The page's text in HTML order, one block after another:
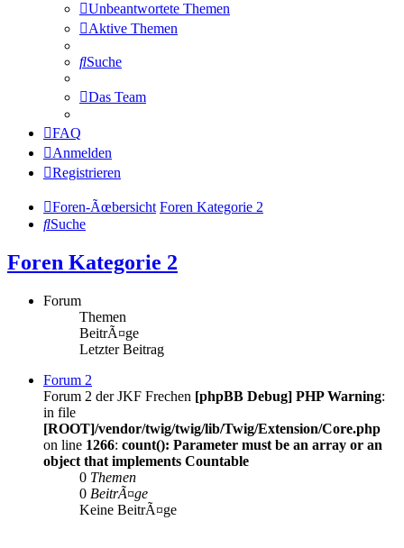
Unbeantwortete Themen
Aktive Themen
Suche
Das Team
FAQ
Anmelden
Registrieren
Foren-Ãœbersicht Foren Kategorie 2
Suche
Foren Kategorie 2
Forum
Themen
BeitrÃ¤ge
Letzter Beitrag
Forum 2
Forum 2 der JKF Frechen [phpBB Debug] PHP Warning:
in file
[ROOT]/vendor/twig/twig/lib/Twig/Extension/Core.php
on line 1266: count(): Parameter must be an array or an
object that implements Countable
0 Themen
0 BeitrÃ¤ge
Keine BeitrÃ¤ge